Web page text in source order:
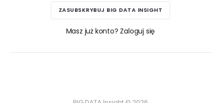
ZASUBSKRYBUJ BIG DATA INSIGHT
Masz już konto? Zaloguj się